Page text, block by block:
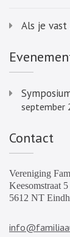
Als je
september
Contact
Vereniging
Keesomstraat 5
5612 NT